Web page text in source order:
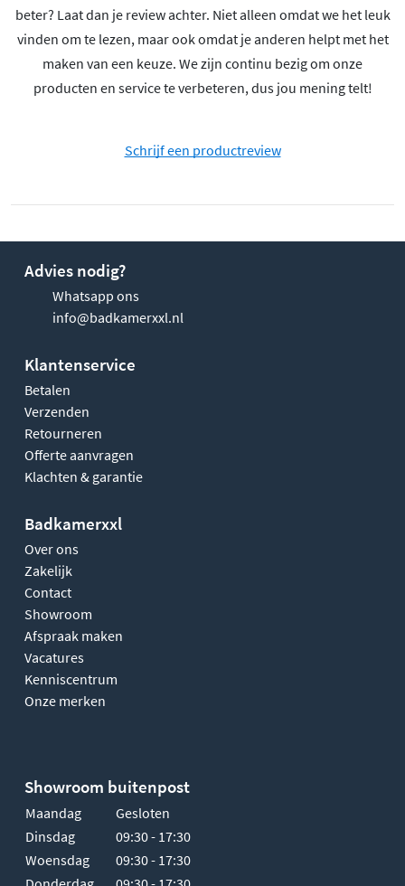
beter? Laat dan je review achter. Niet alleen omdat we het leuk
vinden om te lezen, maar ook omdat je anderen helpt met het
maken van een keuze. We zijn continu bezig om onze
producten en service te verbeteren, dus jou mening telt!
Schrijf een productreview
Advies nodig?
Whatsapp ons
info@badkamerxxl.nl
Klantenservice
Betalen
Verzenden
Retourneren
Offerte aanvragen
Klachten & garantie
Badkamerxxl
Over ons
Zakelijk
Contact
Showroom
Afspraak maken
Vacatures
Kenniscentrum
Onze merken
Showroom buitenpost
Maandag
Gesloten
Dinsdag
09:30 - 17:30
Woensdag
09:30 - 17:30